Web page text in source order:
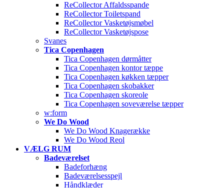
ReCollector Affaldsspande
ReCollector Toiletspand
ReCollector Vasketøjsmøbel
ReCollector Vasketøjspose
Svanes
Tica Copenhagen
Tica Copenhagen dørmåtter
Tica Copenhagen kontor tæppe
Tica Copenhagen køkken tæpper
Tica Copenhagen skobakker
Tica Copenhagen skoreole
Tica Copenhagen soveværelse tæpper
w:form
We Do Wood
We Do Wood Knagerække
We Do Wood Reol
VÆLG RUM
Badeværelset
Badeforhæng
Badeværelsesspejl
Håndklæder